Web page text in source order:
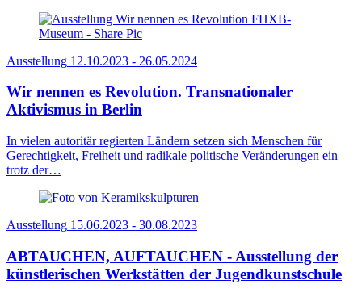
Ausstellung 12.10.2023 - 26.05.2024
Wir nennen es Revolution. Transnationaler
Aktivismus in Berlin
In vielen autoritär regierten Ländern setzen sich Menschen für
Gerechtigkeit, Freiheit und radikale politische Veränderungen ein –
trotz der…
Ausstellung 15.06.2023 - 30.08.2023
ABTAUCHEN, AUFTAUCHEN - Ausstellung der
künstlerischen Werkstätten der Jugendkunstschule